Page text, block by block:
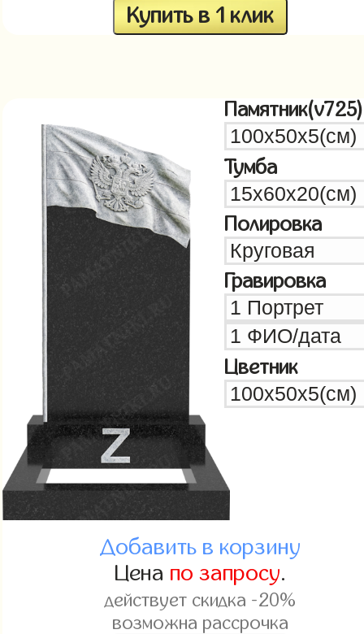
Купить в 1 клик
Памятник(v725)
Тумба
Полировка
Гравировка
Цветник
Добавить в корзину
Цена по запросу.
действует скидка -20%
возможна рассрочка